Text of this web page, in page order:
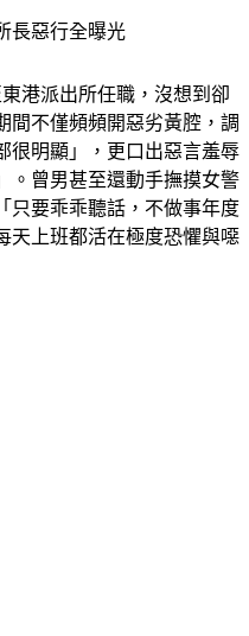
港派出所任職，沒想到卻
間不僅頻頻開惡劣黃腔，調
很明顯」，更口出惡言羞辱
。曾男甚至還動手撫摸女警
只要乖乖聽話，不做事年度
上班都活在極度恐懼與噁